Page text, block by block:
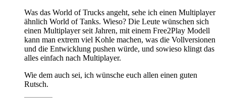
Was das World of Trucks angeht, sehe ich einen Multiplayer
ähnlich World of Tanks. Wieso? Die Leute wünschen sich
einen Multiplayer seit Jahren, mit einem Free2Play Modell
kann man extrem viel Kohle machen, was die Vollversionen
und die Entwicklung pushen würde, und sowieso klingt das
alles einfach nach Multiplayer.
Wie dem auch sei, ich wünsche euch allen einen guten
Rutsch.